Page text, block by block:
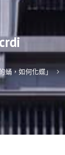
蛹，如何化蝶」